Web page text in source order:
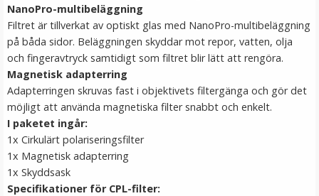
Step Up Ring 62-82mm - Gör filtergängan större
★
NanoPro-multibeläggning
Filtret är tillverkat av optiskt glas med NanoPro-multibeläggning
på båda sidor. Beläggningen skyddar mot repor, vatten, olja
och fingeravtryck samtidigt som filtret blir lätt att rengöra.
Magnetisk adapterring
Adapterringen skruvas fast i objektivets filtergänga och gör det
möjligt att använda magnetiska filter snabbt och enkelt.
I paketet ingår:
1x Cirkulärt polariseringsfilter
1x Magnetisk adapterring
1x Skyddsask
Specifikationer för CPL-filter: